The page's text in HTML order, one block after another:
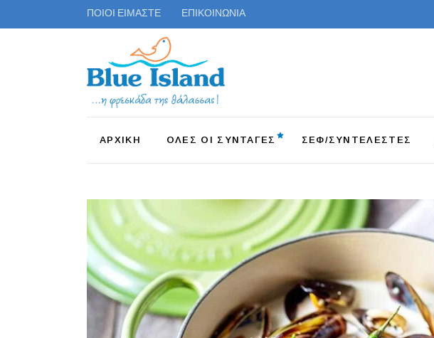
ΠΟΙΟΙ ΕΙΜΑΣΤΕ ΕΠΙΚΟΙΝΩΝΙΑ
ΑΡΧΙΚΗ ΟΛΕΣ ΟΙ ΣΥΝΤΑΓΕΣ ΣΕΦ/ΣΥΝΤΕΛΕΣΤΕΣ